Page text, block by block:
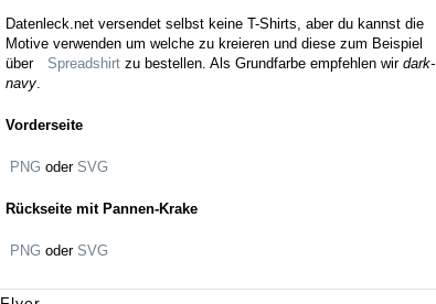
Datenleck.net versendet selbst keine T-Shirts, aber du kannst die
Motive verwenden um welche zu kreieren und diese zum Beispiel
über
Spreadshirtzu bestellen. Als Grundfarbe empfehlen wir dark-
navy.
Vorderseite
PNG oder SVG
Rückseite mit Pannen-Krake
PNG oder SVG